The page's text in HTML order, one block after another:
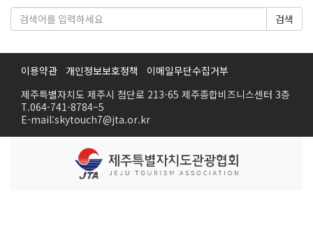
검색
이용약관 개인정보보호정책
이메일무단수집거부
제주특별자치도 제주시 첨단로 213-65 제주종합비즈니스센터 3층
T.064-741-8784~5
E-mail:skytouch7@jta.or.kr